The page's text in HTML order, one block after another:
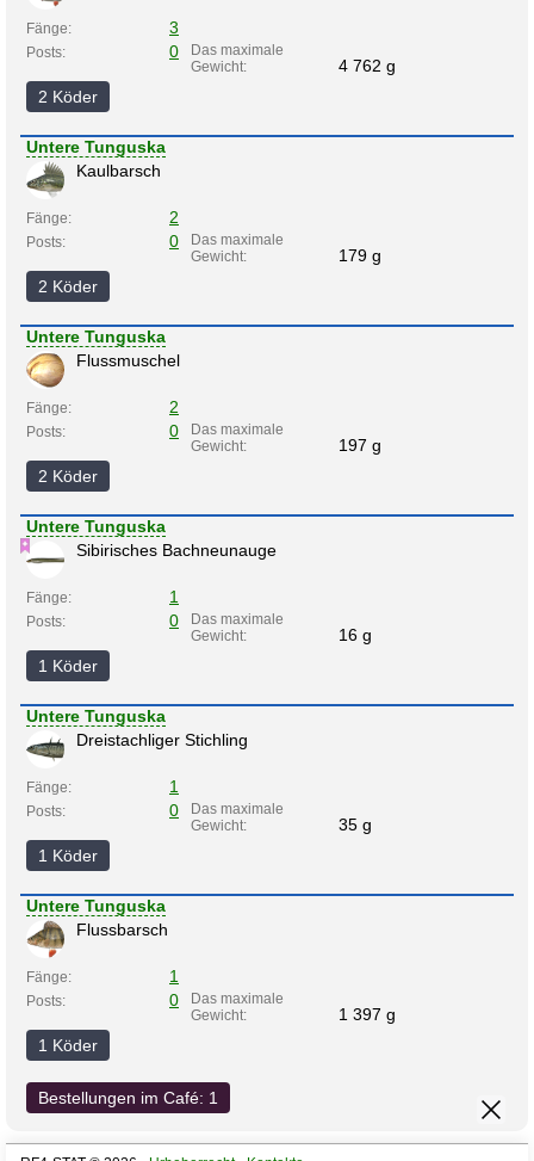
Fänge: 3
Posts: 0
Das maximale
Gewicht:
4 762 g
2 Köder
Untere Tunguska
Kaulbarsch
Fänge: 2
Posts: 0
Das maximale
Gewicht:
179 g
2 Köder
Untere Tunguska
Flussmuschel
Fänge: 2
Posts: 0
Das maximale
Gewicht:
197 g
2 Köder
Untere Tunguska
Sibirisches Bachneunauge
Fänge: 1
Posts: 0
Das maximale
Gewicht:
16 g
1 Köder
Untere Tunguska
Dreistachliger Stichling
Fänge: 1
Posts: 0
Das maximale
Gewicht:
35 g
1 Köder
Untere Tunguska
Flussbarsch
Fänge: 1
Posts: 0
Das maximale
Gewicht:
1 397 g
1 Köder
Bestellungen im Café: 1